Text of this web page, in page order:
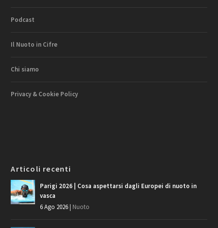
Podcast
Il Nuoto in Cifre
Chi siamo
Privacy & Cookie Policy
Articoli recenti
Parigi 2026 | Cosa aspettarsi dagli Europei di nuoto in
vasca
6 Ago 2026 Nuoto